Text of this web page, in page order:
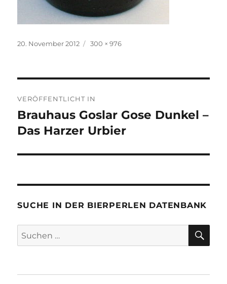
Veröffentlicht
20. November 2012 Originalgröße
300 × 976
VERÖFFENTLICHT IN
Brauhaus Goslar Gose Dunkel –
Das Harzer Urbier
SUCHE IN DER BIERPERLEN DATENBANK
Suchen
nach: